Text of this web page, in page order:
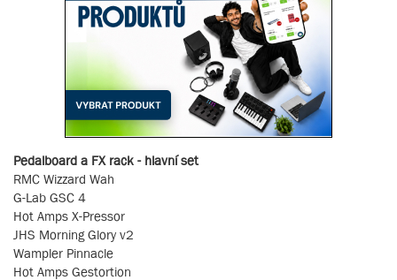
Pedalboard a FX rack - hlavní set
RMC Wizzard Wah
G-Lab GSC 4
Hot Amps X-Pressor
JHS Morning Glory v2
Wampler Pinnacle
Hot Amps Gestortion